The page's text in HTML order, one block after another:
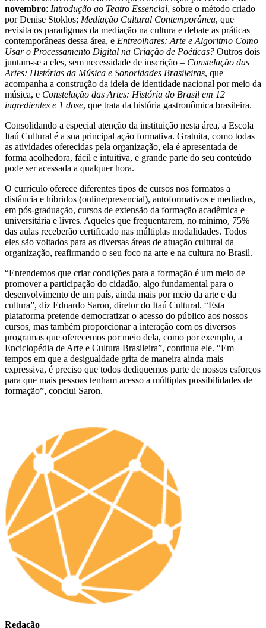
novembro: Introdução ao Teatro Essencial, sobre o método criado
por Denise Stoklos; Mediação Cultural Contemporânea, que
revisita os paradigmas da mediação na cultura e debate as práticas
contemporâneas dessa área, e Entreolhares: Arte e Algoritmo Como
Usar o Processamento Digital na Criação de Poéticas? Outros dois
juntam-se a eles, sem necessidade de inscrição – Constelação das
Artes: Histórias da Música e Sonoridades Brasileiras, que
acompanha a construção da ideia de identidade nacional por meio da
música, e Constelação das Artes: História do Brasil em 12
ingredientes e 1 dose, que trata da história gastronômica brasileira.
Consolidando a especial atenção da instituição nesta área, a Escola
Itaú Cultural é a sua principal ação formativa. Gratuita, como todas
as atividades oferecidas pela organização, ela é apresentada de
forma acolhedora, fácil e intuitiva, e grande parte do seu conteúdo
pode ser acessada a qualquer hora.
O currículo oferece diferentes tipos de cursos nos formatos a
distância e híbridos (online/presencial), autoformativos e mediados,
em pós-graduação, cursos de extensão da formação acadêmica e
universitária e livres. Aqueles que frequentarem, no mínimo, 75%
das aulas receberão certificado nas múltiplas modalidades. Todos
eles são voltados para as diversas áreas de atuação cultural da
organização, reafirmando o seu foco na arte e na cultura no Brasil.
“Entendemos que criar condições para a formação é um meio de
promover a participação do cidadão, algo fundamental para o
desenvolvimento de um país, ainda mais por meio da arte e da
cultura”, diz Eduardo Saron, diretor do Itaú Cultural. “Esta
plataforma pretende democratizar o acesso do público aos nossos
cursos, mas também proporcionar a interação com os diversos
programas que oferecemos por meio dela, como por exemplo, a
Enciclopédia de Arte e Cultura Brasileira”, continua ele. “Em
tempos em que a desigualdade grita de maneira ainda mais
expressiva, é preciso que todos dediquemos parte de nossos esforços
para que mais pessoas tenham acesso a múltiplas possibilidades de
formação”, conclui Saron.
Redação